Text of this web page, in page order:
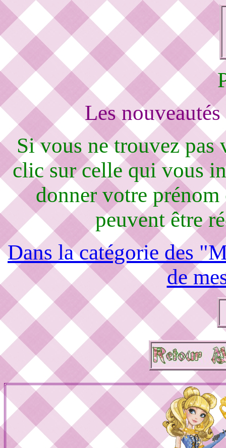
Les
Si vous ne trouvez pas
clic sur celle qui vous
donner votre
peuvent être
Dans la catégorie des
de